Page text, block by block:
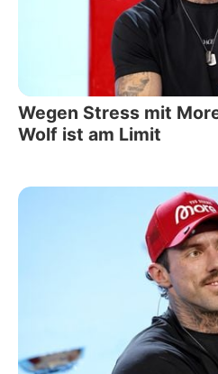
Wegen Stress mit
Wolf ist am Limit